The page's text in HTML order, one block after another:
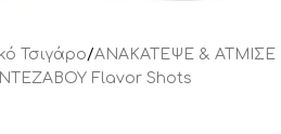
Τσιγάρο/ΑΝΑΚΑΤΕΨΕ & ΑΤΜΙΣΕ
NTEZABOY Flavor Shots